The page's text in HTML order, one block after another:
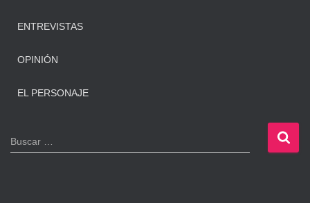
ENTREVISTAS
OPINIÓN
EL PERSONAJE
B
u
Buscar …